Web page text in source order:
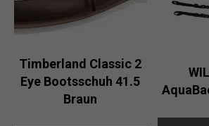
Timberland Classic 2
Eye Bootsschuh 41.5
Braun